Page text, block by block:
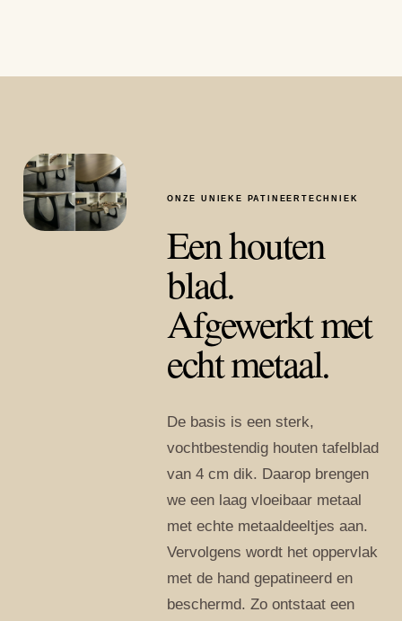
ONZE UNIEKE PATINEERTECHNIEK
Een houten
blad.
Afgewerkt met
echt metaal.
De basis is een sterk,
vochtbestendig houten tafelblad
van 4 cm dik. Daarop brengen
we een laag vloeibaar metaal
met echte metaaldeeltjes aan.
Vervolgens wordt het oppervlak
met de hand gepatineerd en
beschermd. Zo ontstaat een